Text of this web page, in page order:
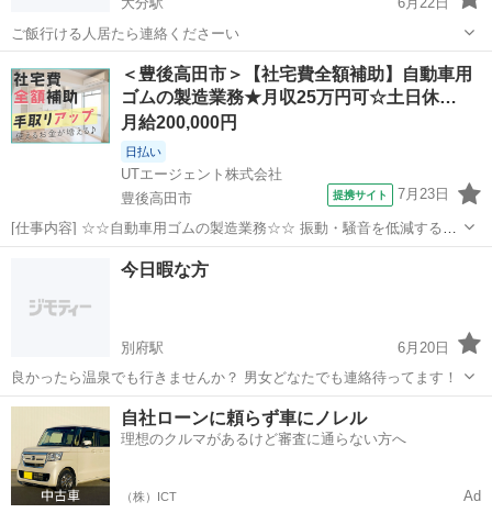
ご飯行ける人居たら連絡くださーい
大分駅 その他
＜豊後高田市＞【社宅費全額補助】自動車用
ゴムの製造業務★月収25万円可☆土日休…
月給200,000円
日払い
UTエージェント株式会社
豊後高田市
提携サイト 7月23日
[仕事内容] ☆☆自動車用ゴムの製造業務☆☆ 振動・騒音を低減するた
めの自動車用防振ゴムを製造しています♪ タッチパネルで機械を操作
しての加工や その後の検査などの業務をお任せします！ ◎異業種から
豊後高田市 工場
今日暇な方
別府駅
6月20日
良かったら温泉でも行きませんか？ 男女どなたでも連絡待ってます！
大分 別府市 別府駅 その他
自社ローンに頼らず車にノレル
理想のクルマがあるけど審査に通らない方へ
（株）ICT Ad